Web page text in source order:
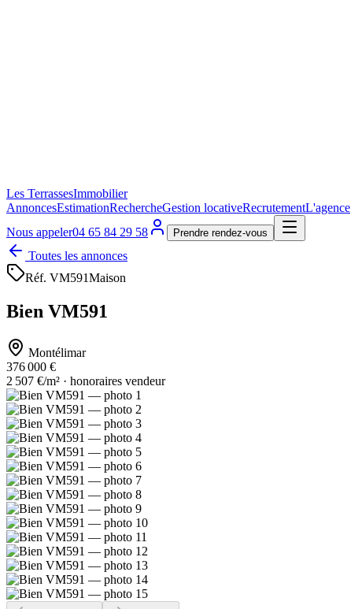
Les TerrassesImmobilier
AnnoncesEstimationRechercheGestion locativeRecrutementL'agence
Nous appeler04 65 84 29 58 Prendre rendez-vous
Toutes les annonces
Réf. VM591Maison
Bien VM591
Montélimar
376 000 €
2 507 €/m² · honoraires vendeur